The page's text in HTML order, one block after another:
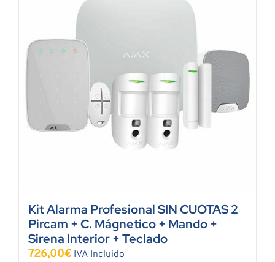
Kit Alarma Profesional SIN CUOTAS 2
Pircam + C. Mágnetico + Mando +
Sirena Interior + Teclado
726,00€ IVA Incluido